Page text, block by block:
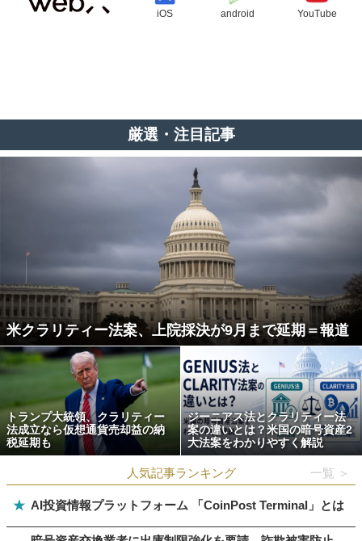
iOS android YouTube
厳選・注目記事
米クラリティー法案、上院採決が9月まで延期＝報道
トランプ大統領、クラリティー
法成立なら仮想通貨売却益の納
税延期も
ジーニアス法とクラリティー法
案の違いとは？米国の暗号資産2
大法案をわかりやすく解説
人気記事ランキング 一覧 ＞
★ AI投資情報プラットフォーム 「CoinPost Terminal」とは